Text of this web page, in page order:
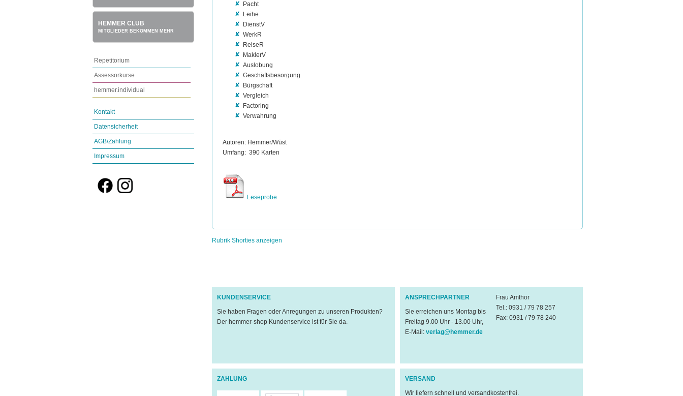
HEMMER CLUB
MITGLIEDER BEKOMMEN MEHR
Repetitorium
Assessorkurse
hemmer.individual
Kontakt
Datensicherheit
AGB/Zahlung
Impressum
Pacht
Leihe
DienstV
WerkR
ReiseR
MaklerV
Auslobung
Geschäftsbesorgung
Bürgschaft
Vergleich
Factoring
Verwahrung
Autoren: Hemmer/Wüst
Umfang: 390 Karten
Leseprobe
Rubrik Shorties anzeigen
KUNDENSERVICE
Sie haben Fragen oder Anregungen zu unseren Produkten?
Der hemmer-shop Kundenservice ist für Sie da.
ANSPRECHPARTNER
Sie erreichen uns Montag bis
Freitag 9.00 Uhr - 13.00 Uhr,
E-Mail: verlag@hemmer.de
Frau Amthor
Tel.: 0931 / 79 78 257
Fax: 0931 / 79 78 240
ZAHLUNG
VERSAND
Wir liefern schnell und versandkostenfrei.